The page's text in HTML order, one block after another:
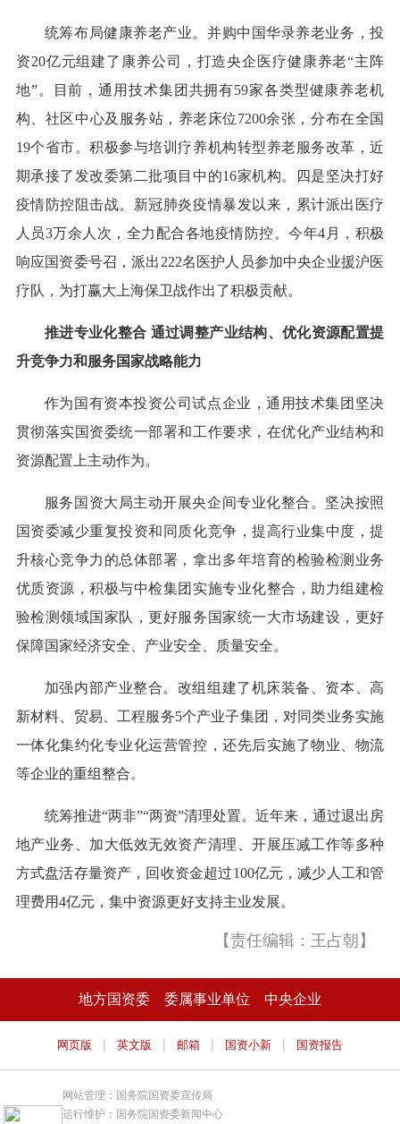
统筹布局健康养老产业。并购中国华录养老业务，投
资20亿元组建了康养公司，打造央企医疗健康养老“主阵
地”。目前，通用技术集团共拥有59家各类型健康养老机
构、社区中心及服务站，养老床位7200余张，分布在全国
19个省市。积极参与培训疗养机构转型养老服务改革，近
期承接了发改委第二批项目中的16家机构。四是坚决打好
疫情防控阻击战。新冠肺炎疫情暴发以来，累计派出医疗
人员3万余人次，全力配合各地疫情防控。今年4月，积极
响应国资委号召，派出222名医护人员参加中央企业援沪医
疗队，为打赢大上海保卫战作出了积极贡献。
推进专业化整合 通过调整产业结构、优化资源配置提
升竞争力和服务国家战略能力
作为国有资本投资公司试点企业，通用技术集团坚决
贯彻落实国资委统一部署和工作要求，在优化产业结构和
资源配置上主动作为。
服务国资大局主动开展央企间专业化整合。坚决按照
国资委减少重复投资和同质化竞争，提高行业集中度，提
升核心竞争力的总体部署，拿出多年培育的检验检测业务
优质资源，积极与中检集团实施专业化整合，助力组建检
验检测领域国家队，更好服务国家统一大市场建设，更好
保障国家经济安全、产业安全、质量安全。
加强内部产业整合。改组组建了机床装备、资本、高
新材料、贸易、工程服务5个产业子集团，对同类业务实施
一体化集约化专业化运营管控，还先后实施了物业、物流
等企业的重组整合。
统筹推进“两非”“两资”清理处置。近年来，通过退出房
地产业务、加大低效无效资产清理、开展压减工作等多种
方式盘活存量资产，回收资金超过100亿元，减少人工和管
理费用4亿元，集中资源更好支持主业发展。
【责任编辑：王占朝】
地方国资委 委属事业单位 中央企业
网页版 | 英文版 | 邮箱 | 国资小新 | 国资报告
网站管理：国务院国资委宣传局
运行维护：国务院国资委新闻中心